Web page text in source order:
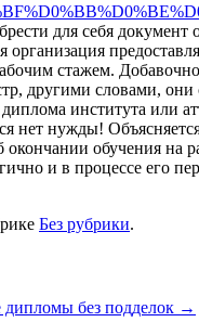
для себя
организация
стажем.
другими словами,
института или
нет нужды!
обучения на
и в процессе его
Без рубрики.
без подделок →